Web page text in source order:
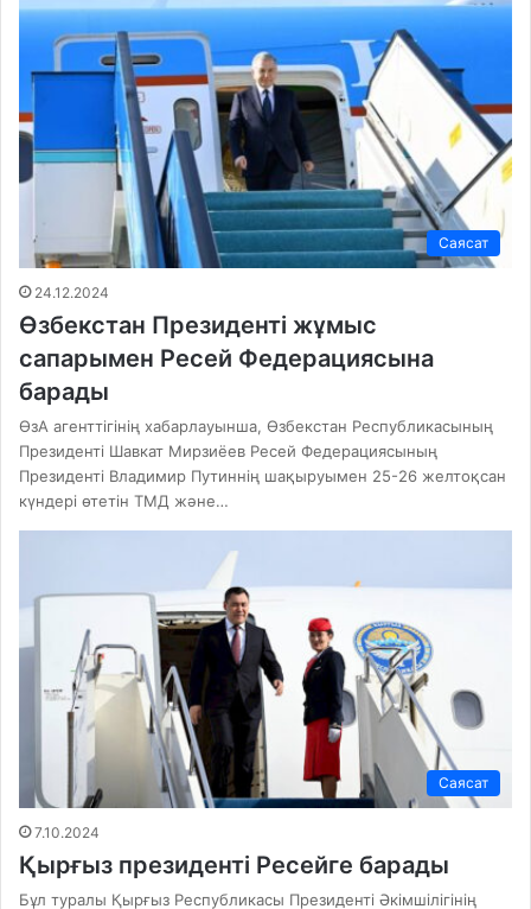
Саясат
24.12.2024
Өзбекстан Президенті жұмыс
сапарымен Ресей Федерациясына
барады
ӨзА агенттігінің хабарлауынша, Өзбекстан Республикасының
Президенті Шавкат Мирзиёев Ресей Федерациясының
Президенті Владимир Путиннің шақыруымен 25-26 желтоқсан
күндері өтетін ТМД және…
Саясат
7.10.2024
Қырғыз президенті Ресейге барады
Бұл туралы Қырғыз Республикасы Президенті Әкімшілігінің